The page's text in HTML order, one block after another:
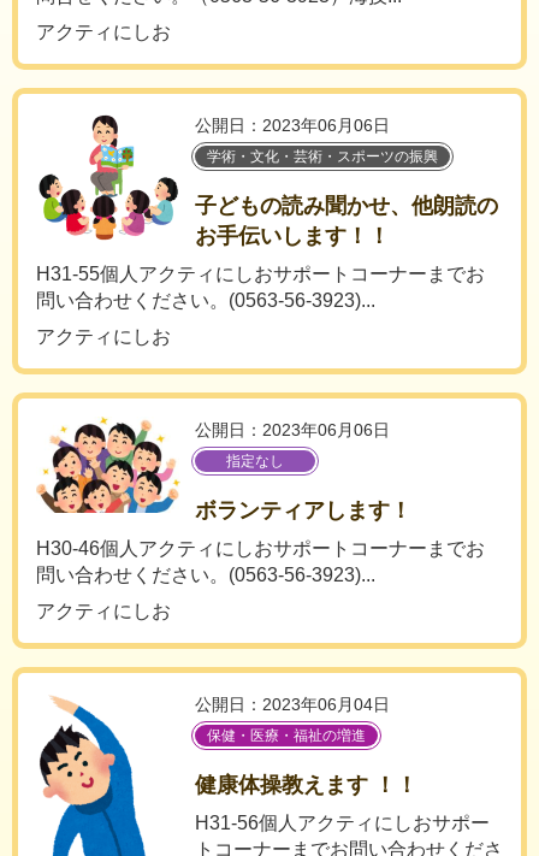
アクティにしお
公開日：2023年06月06日
学術・文化・芸術・スポーツの振興
子どもの読み聞かせ、他朗読の
お手伝いします！！
H31-55個人アクティにしおサポートコーナーまでお
問い合わせください。(0563-56-3923)...
アクティにしお
公開日：2023年06月06日
指定なし
ボランティアします！
H30-46個人アクティにしおサポートコーナーまでお
問い合わせください。(0563-56-3923)...
アクティにしお
公開日：2023年06月04日
保健・医療・福祉の増進
健康体操教えます ！！
H31-56個人アクティにしおサポー
トコーナーまでお問い合わせくださ